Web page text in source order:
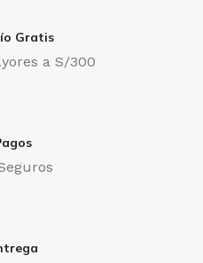
Gratis
a S/300